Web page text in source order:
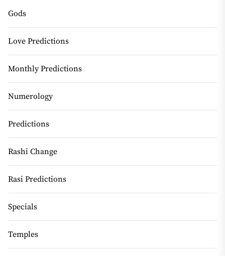
Gods
Love Predictions
Monthly Predictions
Numerology
Predictions
Rashi Change
Rasi Predictions
Specials
Temples